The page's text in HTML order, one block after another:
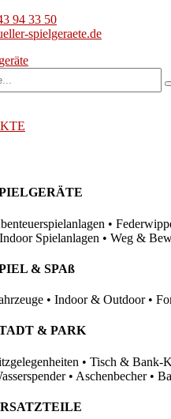
94 33 50
spielgeraete.de
•
Spielanlagen • Weg &
& SPAß
• Indoor & Outdoor •
& PARK
• Tisch & Bank-
• Aschenbecher •